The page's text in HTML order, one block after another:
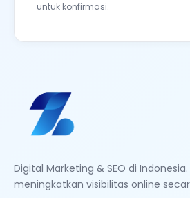
untuk konfirmasi.
Digital Marketing & SEO di
meningkatkan visibilitas online